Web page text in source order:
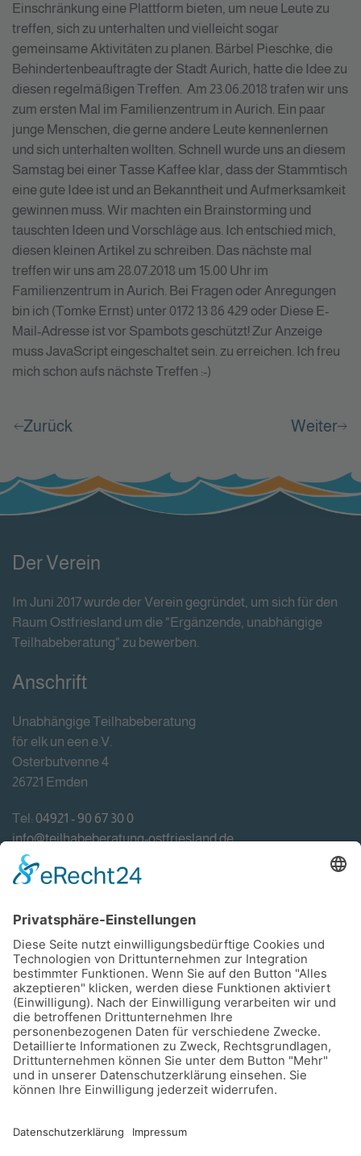
Einschränkung eine Plattform bieten, um neue Leute zu
treffen, sich zu unterhalten und vielleicht sogar
gemeinsame Aktivitäten zu planen. Bärbel Pieschke, die
Behindertenbeauftragte der Stadt Aurich, hatte die Idee zu
diesen regelmäßigen Treffen. Am 23.06.2018 trafen wir uns
zum ersten Mal im Familienzentrum in Aurich. Ein paar
junge Menschen, die gerne andere Leute kennenlernen
und sich unterhalten wollten. Schnell wurde uns an diesem
Samstag bei einer Tasse Kaffee klar, dass der Stammtisch
eine gute Idee ist und an Bekanntheit und Aufmerksamkeit
gewinnen muss. Wir machten ein Brainstorming und
tauschten Ideen und Vorschläge aus. Ich entschied mich,
diesen kleinen Artikel zu schreiben. Das nächste mal
treffen wir uns am 28.07.2018 um 15.00 Uhr im
Familienzentrum in Aurich. Bei Fragen oder Anregungen
bin ich (Tomke Ernst) unter 0172 13 86 429 oder Diese E-
Mail-Adresse ist vor Spambots geschützt! Zur Anzeige
muss JavaScript eingeschaltet sein. zu erreichen. Ich freu
mich schon aufs nächste Treffen :-)
Zurück Weiter
Der Verein
Im Juni 2017 wurde der Verein gegründet, um sich für den
Raum Ostfriesland um die "Ergänzende, unabhängige
Teilhabeberatung" zu bewerben.
Anschrift
Unabhängige Teilhabeberatung
för elk un een e.V.
Osterbutvenne 4
26721 Emden
Tel: 04921 - 90 67 30 0
info@teilhabeberatung-ostfriesland.de
Förderung
Haftungsausschluss